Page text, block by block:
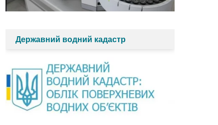
Державний водний кадастр